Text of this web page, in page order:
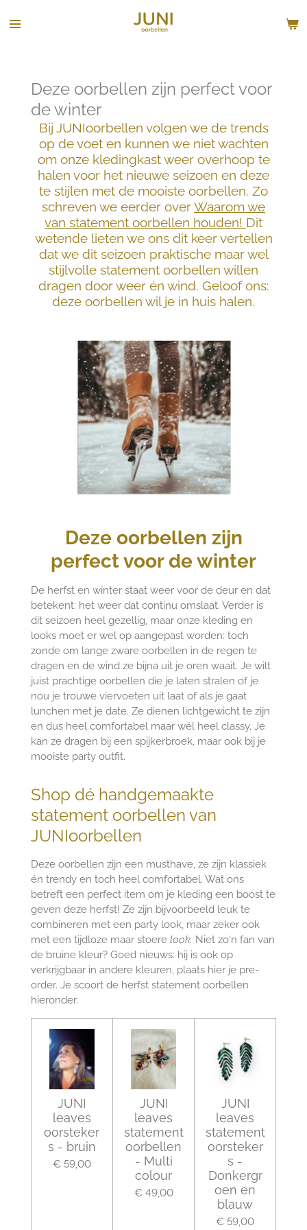
direct
Deze oorbellen zijn perfect voor
de winter
Bij JUNIoorbellen volgen we de trends
op de voet en kunnen we niet wachten
om onze kledingkast weer overhoop te
halen voor het nieuwe seizoen en deze
te stijlen met de mooiste oorbellen. Zo
schreven we eerder overWaarom we
van statement oorbellen houden! Dit
wetende lieten we ons dit keer vertellen
dat we dit seizoen praktische maar wel
stijlvolle statement oorbellen willen
dragen door weer én wind. Geloof ons:
deze oorbellen wil je in huis halen.
Deze oorbellen zijn
perfectvoor de winter
De herfst en winter staat weer voor de deur en dat
betekent: het weer dat continu omslaat. Verder is
dit seizoen heel gezellig, maar onze kleding en
looks moet er wel op aangepast worden: toch
zonde om lange zware oorbellen in de regen te
dragen en de wind ze bijna uit je oren waait. Je wilt
juist prachtige oorbellen die je laten stralen of je
nou je trouwe viervoeten uit laat of als je gaat
lunchen met je date. Ze dienen lichtgewicht te zijn
en dus heel comfortabel maar wél heel classy. Je
kan ze dragen bij een spijkerbroek, maar ook bij je
mooiste party outfit.
Shop dé handgemaakte
statement oorbellen van
JUNIoorbellen
Deze oorbellen zijn een musthave, ze zijn klassiek
én trendy en toch heel comfortabel. Wat ons
betreft een perfect item om je kleding een boost te
geven deze herfst! Ze zijn bijvoorbeeld leuk te
combineren met een party look, maar zeker ook
met een tijdloze maar stoere look. Niet zo'n fan van
de bruine kleur? Goed nieuws: hij is ook op
verkrijgbaar in andere kleuren, plaats hier je pre-
order. Je scoort de herfst statement oorbellen
hieronder.
JUNI
leaves
oorsteker
s - bruin
€ 59,00
JUNI
leaves
statement
oorbellen
- Multi
colour
€ 49,00
JUNI
leaves
statement
oorsteker
s -
Donkergr
oen en
blauw
€ 59,00